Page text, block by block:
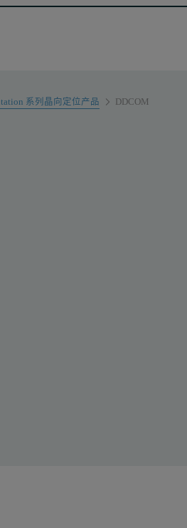
系列晶向定位产品 DDCOM